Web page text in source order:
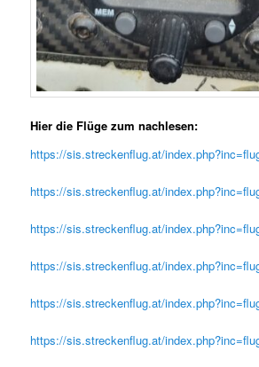
Hier die Flüge zum nachlesen:
https://sis.streckenflug.at/
https://sis.streckenflug.at/
https://sis.streckenflug.at/
https://sis.streckenflug.at/
https://sis.streckenflug.at/
https://sis.streckenflug.at/